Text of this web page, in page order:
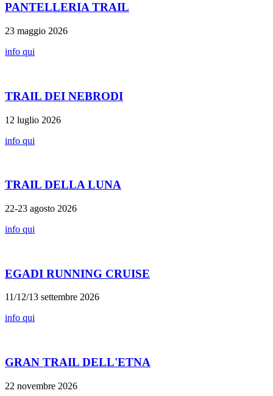
PANTELLERIA TRAIL
23 maggio 2026
info qui
TRAIL DEI NEBRODI
12 luglio 2026
info qui
TRAIL DELLA LUNA
22-23 agosto 2026
info qui
EGADI RUNNING CRUISE
11/12/13 settembre 2026
info qui
GRAN TRAIL DELL'ETNA
22 novembre 2026